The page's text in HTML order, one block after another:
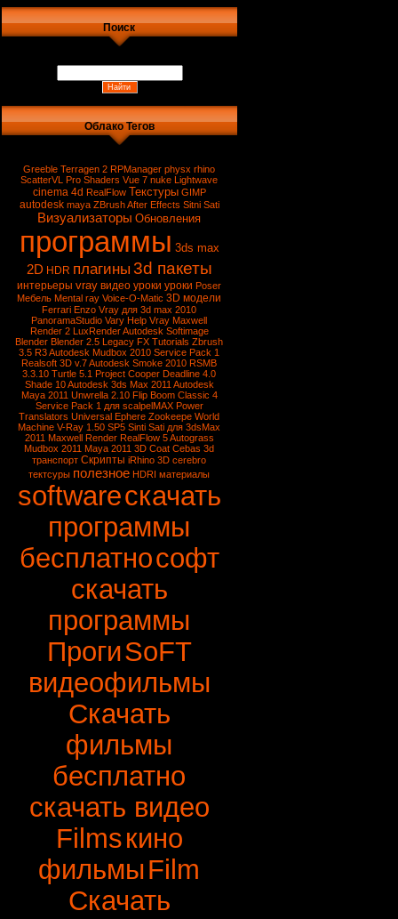
Поиск
Облако Тегов
Greeble Terragen 2 RPManager physx rhino
ScatterVL Pro Shaders Vue 7 nuke Lightwave
cinema 4d RealFlow Текстуры GIMP
autodesk maya ZBrushAfter Effects Sitni Sati
Визуализаторы Обновления
программы 3ds max
2D HDR плагины 3d пакеты
интерьеры vray видео уроки уроки Poser
Мебель Mental ray Voice-O-Matic 3D модели
Ferrari Enzo Vray для 3d max 2010
PanoramaStudio Vary Help Vray Maxwell
Render 2 LuxRenderAutodesk Softimage
Blender Blender 2.5 Legacy FX Tutorials Zbrush
3.5 R3 Autodesk Mudbox 2010 Service Pack 1
Realsoft 3D v.7 Autodesk Smoke 2010 RSMB
3.3.10 Turtle 5.1 Project Cooper Deadline 4.0
Shade 10Autodesk 3ds Max 2011 Autodesk
Maya 2011 Unwrella 2.10 Flip Boom Classic 4
Service Pack 1 для scalpelMAX Power
Translators Universal Ephere Zookeepe World
Machine V-Ray 1.50 SP5 Sinti Sati для 3dsMax
2011 Maxwell Render RealFlow 5Autograss
Mudbox 2011 Maya 2011 3D Coat Cebas 3d
транспорт Скрипты iRhino 3D cerebro
тектсуры полезное HDRI материалы
softwareскачать
программы
бесплатнософт
скачать
программы
ПрогиSoFT
видеофильмы
Скачать
фильмы
бесплатно
скачать видео
Filmsкино
фильмыFilm
Скачать